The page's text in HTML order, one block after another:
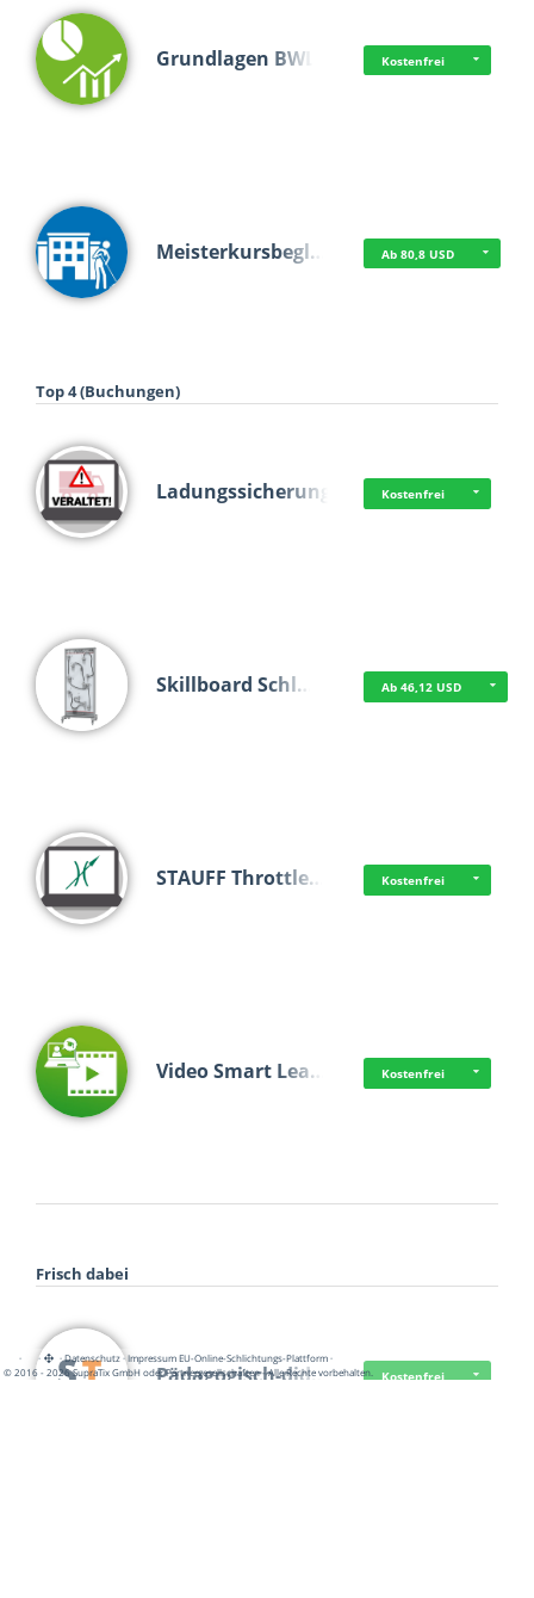
Grundlagen BWL Kostenfrei
Meisterkursbegl… Ab 80,8 USD
Top 4 (Buchungen)
Ladungssicherung Kostenfrei
Skillboard Schl… Ab 46,12 USD
STAUFF Throttle… Kostenfrei
Video Smart Lea… Kostenfrei
Frisch dabei
Pädagogisch-did… Kostenfrei
· · ·Datenschutz·Impressum EU-Online-Schlichtungs-Plattform·
© 2016 - 2026 SupraTix GmbH oder Partnergesellschaften - Alle Rechte vorbehalten.